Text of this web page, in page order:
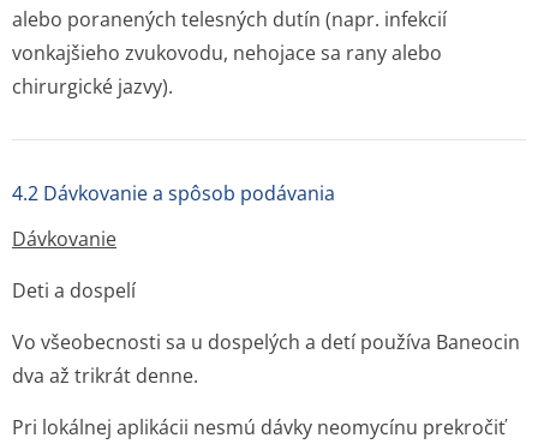
alebo poranených telesných dutín (napr. infekcií
vonkajšieho zvukovodu, nehojace sa rany alebo
chirurgické jazvy).
4.2 Dávkovanie a spôsob podávania
Dávkovanie
Deti a dospelí
Vo všeobecnosti sa u dospelých a detí používa Baneocin
dva až trikrát denne.
Pri lokálnej aplikácii nesmú dávky neomycínu prekročiť